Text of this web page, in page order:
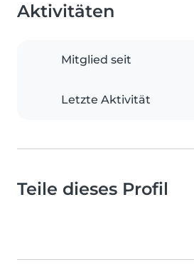
Aktivitäten
Mitglied seit
Letzte Aktivität
Teile dieses Profil